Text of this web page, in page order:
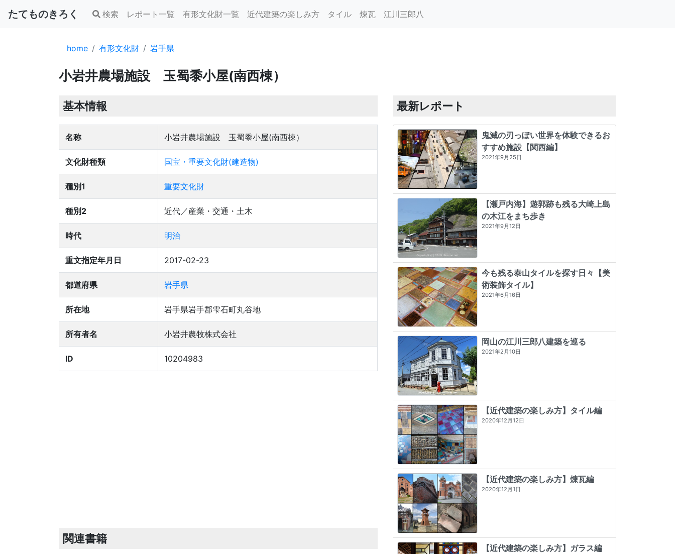
たてものきろく 検索 レポート一覧 有形文化財一覧 近代建築の楽しみ方 タイル 煉瓦 江川三郎八
home 有形文化財 岩手県
小岩井農場施設 玉蜀黍小屋(南西棟）
基本情報
名称 小岩井農場施設 玉蜀黍小屋(南西棟）
文化財種類 国宝・重要文化財(建造物)
種別1 重要文化財
種別2 近代／産業・交通・土木
時代 明治
重文指定年月日 2017-02-23
都道府県 岩手県
所在地 岩手県岩手郡雫石町丸谷地
所有者名 小岩井農牧株式会社
ID 10204983
関連書籍
最新レポート
鬼滅の刃っぽい世界を体験できるお
すすめ施設【関西編】
2021年9月25日
【瀬戸内海】遊郭跡も残る大崎上島
の木江をまち歩き
2021年9月12日
今も残る泰山タイルを探す日々【美
術装飾タイル】
2021年6月16日
岡山の江川三郎八建築を巡る
2021年2月10日
【近代建築の楽しみ方】タイル編
2020年12月12日
【近代建築の楽しみ方】煉瓦編
2020年12月1日
【近代建築の楽しみ方】ガラス編